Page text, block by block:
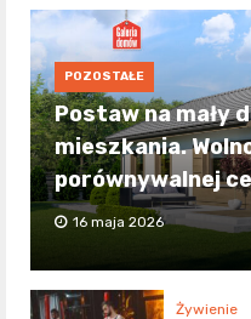
POZOSTAŁE
Postaw na mały
mieszkania.
porównywalnej
16 maja 2026
Żywienie